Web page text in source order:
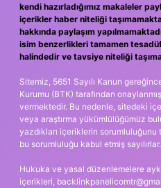
kendi hazırladığımız makaleler
içerikler haber niteliği
hakkında paylaşım
isim benzerlikleri tamamen
halindedir ve tavsiye niteliği
Sitemiz, 5651 Sayılı Kanun
Kurumu (BTK) tarafından
vermektedir. Bu nedenle, sitedeki
veya araştırma yükümlülüğümüz
yazdıkları içeriklerin
bu sorumluluğu kabul etmiş sayılırlar.
Hukuka ve yasal düzenlemelere
içerikleri,